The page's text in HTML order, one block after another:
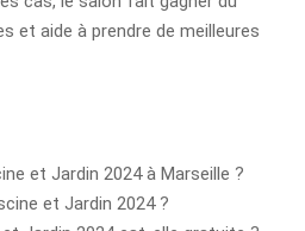
et aide à prendre de meilleures
et Jardin 2024 à Marseille ?
et Jardin 2024 ?